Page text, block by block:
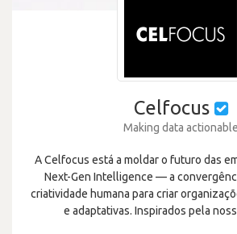
Celfocus
Making data actionable
A Celfocus está a moldar o futuro das
Next-Gen Intelligence — a
criatividade humana para criar
e adaptativas. Inspirados pela